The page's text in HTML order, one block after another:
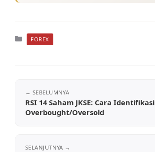
Kategori
FOREX
RSI 14 Saham JKSE: Cara Identifikasi
Overbought/Oversold